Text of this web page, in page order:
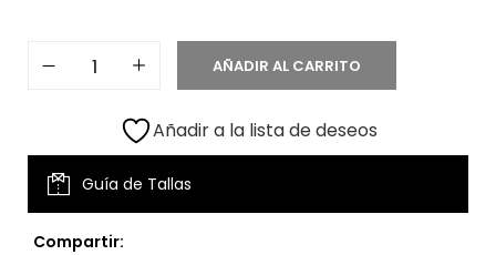
AÑADIR AL CARRITO
Añadir a la lista de deseos
Guía de Tallas
Compartir: